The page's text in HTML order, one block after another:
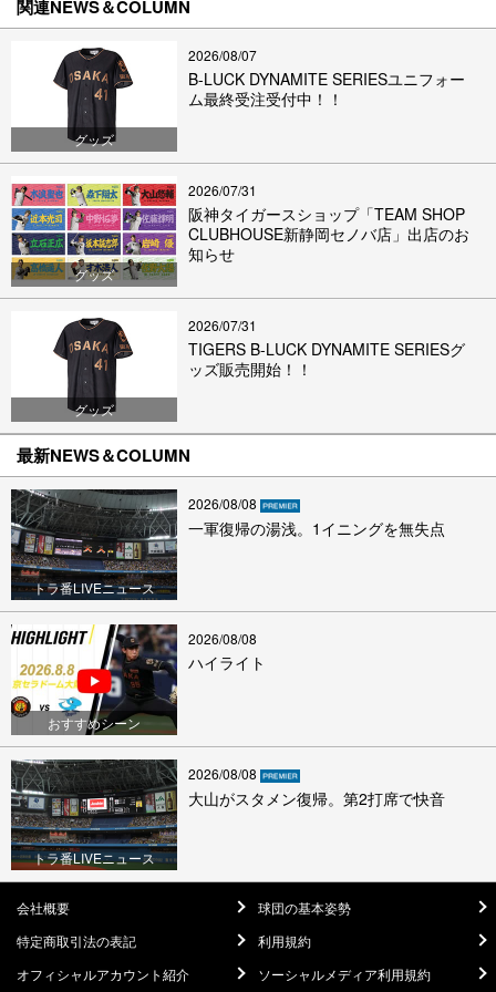
関連NEWS＆COLUMN
グッズ
2026/08/07
B-LUCK DYNAMITE SERIESユニフォー
ム最終受注受付中！！
グッズ
2026/07/31
阪神タイガースショップ「TEAM SHOP
CLUBHOUSE新静岡セノバ店」出店のお
知らせ
グッズ
2026/07/31
TIGERS B-LUCK DYNAMITE SERIESグ
ッズ販売開始！！
最新NEWS＆COLUMN
トラ番LIVEニュース
2026/08/08
一軍復帰の湯浅。1イニングを無失点
おすすめシーン
2026/08/08
ハイライト
トラ番LIVEニュース
2026/08/08
大山がスタメン復帰。第2打席で快音
会社概要
球団の基本姿勢
特定商取引法の表記
利用規約
オフィシャルアカウント紹介
ソーシャルメディア利用規約